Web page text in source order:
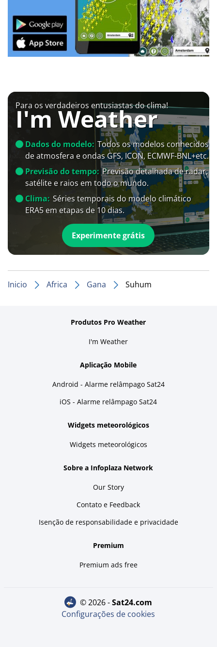
Para os verdadeiros entusiastas do clima!
I'm Weather
Dados do modelo: Todos os modelos conhecidos
de atmosfera e ondas GFS, ICON, ECMWF-BNL+etc.
Previsão do tempo: Previsão detalhada de radar,
satélite e raios em todo o mundo.
Clima: Séries temporais do modelo climático
ERA5 em etapas de 10 dias.
Experimente grátis
Inicio Africa Gana Suhum
Produtos Pro Weather
I'm Weather
Aplicação Mobile
Android - Alarme relâmpago Sat24
iOS - Alarme relâmpago Sat24
Widgets meteorológicos
Widgets meteorológicos
Sobre a Infoplaza Network
Our Story
Contato e Feedback
Isenção de responsabilidade e privacidade
Premium
Premium ads free
© 2026 - sat24.com
Configurações de cookies